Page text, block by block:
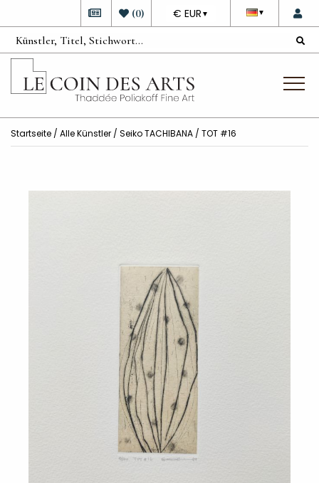
▼
DEVISE
€ EUR ▼
(0)
Startseite / Alle Künstler / Seiko TACHIBANA / TOT #16